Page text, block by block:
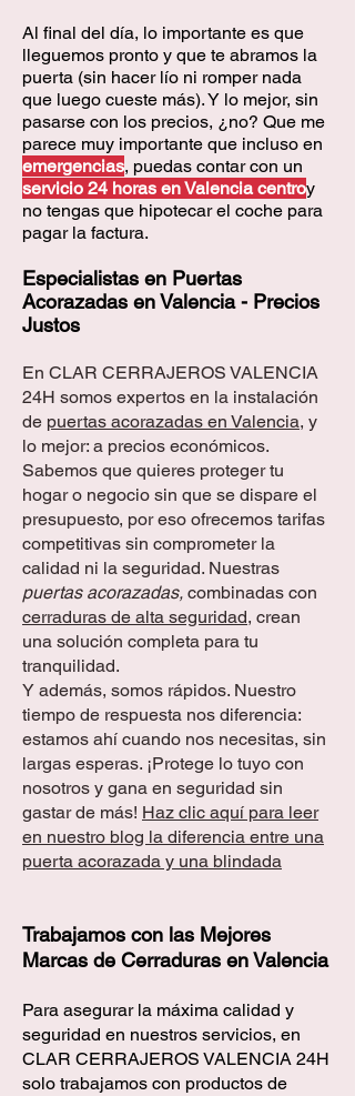
Al final del día, lo importante es que
lleguemos pronto y que te abramos la
puerta (sin hacer lío ni romper nada
que luego cueste más). Y lo mejor, sin
pasarse con los precios, ¿no? Que me
parece muy importante que incluso en
emergencias, puedas contar con un
servicio 24 horas en Valencia centroy
no tengas que hipotecar el coche para
pagar la factura.
Especialistas en Puertas
Acorazadas en Valencia - Precios
Justos
En CLAR CERRAJEROS VALENCIA
24H somos expertos en la instalación
de puertas acorazadas en Valencia, y
lo mejor: a precios económicos.
Sabemos que quieres proteger tu
hogar o negocio sin que se dispare el
presupuesto, por eso ofrecemos tarifas
competitivas sin comprometer la
calidad ni la seguridad. Nuestras
puertas acorazadas, combinadas con
cerraduras de alta seguridad, crean
una solución completa para tu
tranquilidad.
Y además, somos rápidos. Nuestro
tiempo de respuesta nos diferencia:
estamos ahí cuando nos necesitas, sin
largas esperas. ¡Protege lo tuyo con
nosotros y gana en seguridad sin
gastar de más! Haz clic aquí para leer
en nuestro blog la diferencia entre una
puerta acorazada y una blindada
Trabajamos con las Mejores
Marcas de Cerraduras en Valencia
Para asegurar la máxima calidad y
seguridad en nuestros servicios, en
CLAR CERRAJEROS VALENCIA 24H
solo trabajamos con productos de